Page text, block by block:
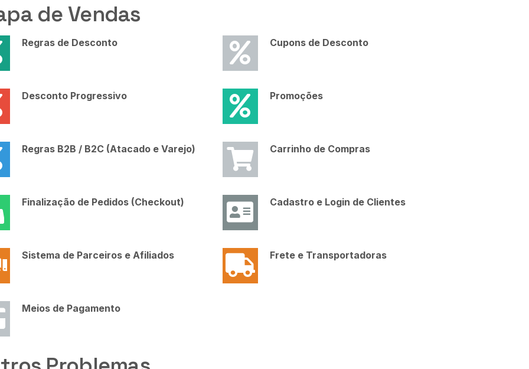
de Vendas
Regras de Desconto Cupons de Desconto
Desconto Progressivo Promoções
Regras B2B / B2C (Atacado e Varejo) Carrinho de Compras
Finalização de Pedidos (Checkout) Cadastro e Login de Clientes
Sistema de Parceiros e Afiliados Frete e Transportadoras
Meios de Pagamento